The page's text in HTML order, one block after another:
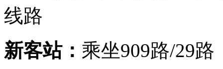
线路
新客站： 乘坐909路/29